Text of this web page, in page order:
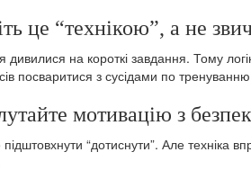
це “технікою”, а не
дивилися на короткі завдання. Тому
посваритися з сусідами по
мотивацію з
“дотиснути”. Але техніка